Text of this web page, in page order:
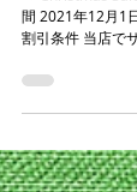
キャンペー
＜ クリスマ
間 2021年12月1
割引条件 当店で